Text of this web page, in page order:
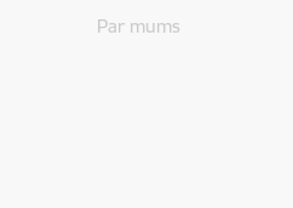
Par mums